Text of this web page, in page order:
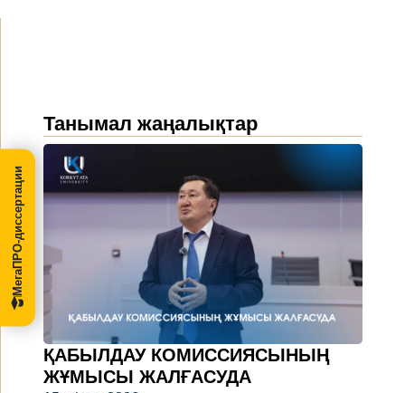
Танымал жаңалықтар
ҚАБЫЛДАУ КОМИССИЯСЫНЫҢ
ЖҰМЫСЫ ЖАЛҒАСУДА
МегаПРО-диссертации